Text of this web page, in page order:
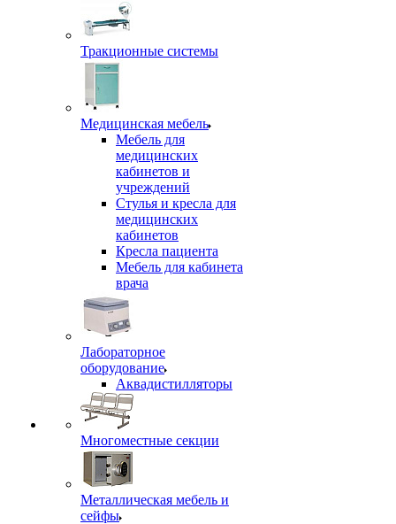
Тракционные системы
Медицинская мебель
Мебель для
медицинских
кабинетов и
учреждений
Стулья и кресла для
медицинских
кабинетов
Кресла пациента
Мебель для кабинета
врача
Лабораторное
оборудование
Аквадистилляторы
Многоместные секции
Металлическая мебель и
сейфы